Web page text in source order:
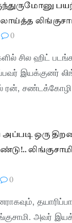
0
சில ஹிட்
இயக்குனர்
ரன், சண்டக்கோழி
அப்படி ஒரு
0
அவர்